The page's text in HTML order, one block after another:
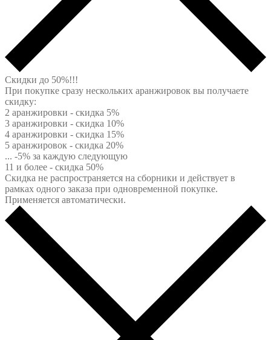
Скидки до 50%!!!
При покупке сразу нескольких аранжировок вы получаете
скидку:
2 аранжировки - скидка 5%
3 аранжировки - скидка 10%
4 аранжировки - скидка 15%
5 аранжировок - скидка 20%
... -5% за каждую следующую
11 и более - скидка 50%
Скидка не распространяется на сборники и действует в
рамках одного заказа при одновременной покупке.
Применяется автоматически.